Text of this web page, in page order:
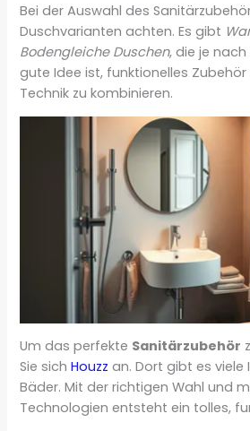
Bei der Auswahl des
Duschvarianten achten. Es gibt
Bodengleiche Duschen, die je nach
gute Idee ist, funktionelles
Technik zu kombinieren.
Um das perfekte Sanitärzubehör
Sie sichHouzz an. Dort gibt es viele
Bäder. Mit der richtigen Wahl und
Technologien entsteht ein tolles,